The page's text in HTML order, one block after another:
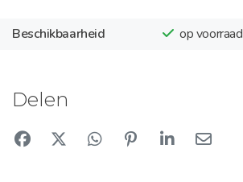
Beschikbaarheid op voorraad
Delen